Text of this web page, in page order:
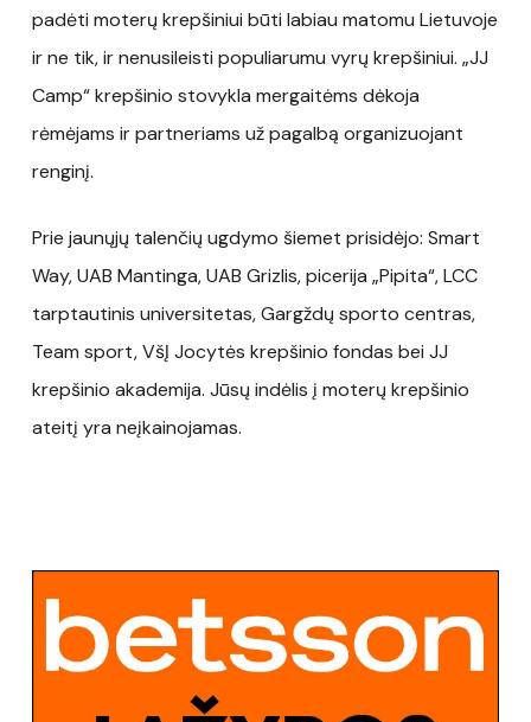
padėti moterų krepšiniui būti labiau matomu Lietuvoje
ir ne tik, ir nenusileisti populiarumu vyrų krepšiniui. „JJ
Camp“ krepšinio stovykla mergaitėms dėkoja
rėmėjams ir partneriams už pagalbą organizuojant
renginį.
Prie jaunųjų talenčių ugdymo šiemet prisidėjo: Smart
Way, UAB Mantinga, UAB Grizlis, picerija „Pipita“, LCC
tarptautinis universitetas, Gargždų sporto centras,
Team sport, VšĮ Jocytės krepšinio fondas bei JJ
krepšinio akademija. Jūsų indėlis į moterų krepšinio
ateitį yra neįkainojamas.